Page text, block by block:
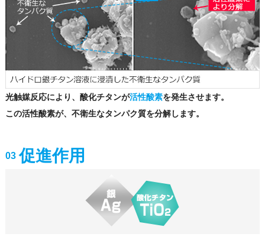
光触媒反応により、酸化チタンが活性酸素を発生させます。
この活性酸素が、不衛生なタンパク質を分解します。
03 促進作用